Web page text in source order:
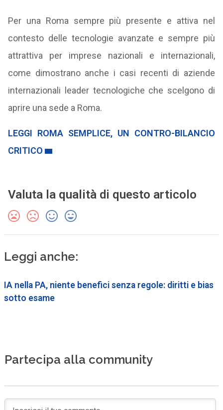
Per una Roma sempre più presente e attiva nel
contesto delle tecnologie avanzate e sempre più
attrattiva per imprese nazionali e internazionali,
come dimostrano anche i casi recenti di aziende
internazionali leader tecnologiche che scelgono di
aprire una sede a Roma.
LEGGI ROMA SEMPLICE, UN CONTRO-BILANCIO
CRITICO
Valuta la qualità di questo articolo
Leggi anche:
IA nella PA, niente benefici senza regole: diritti e bias
sotto esame
Partecipa alla community